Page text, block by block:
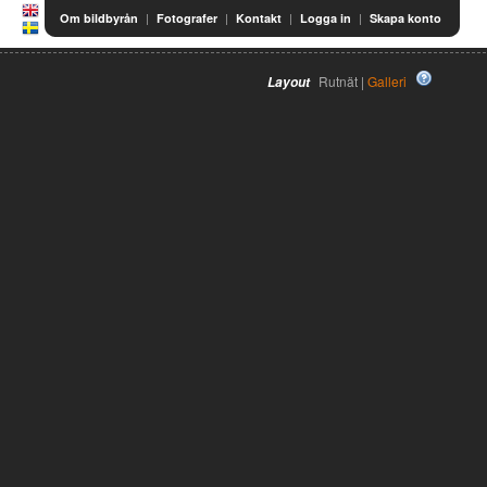
Om bildbyrån | Fotografer | Kontakt | Logga in | Skapa konto
Layout Rutnät | Galleri